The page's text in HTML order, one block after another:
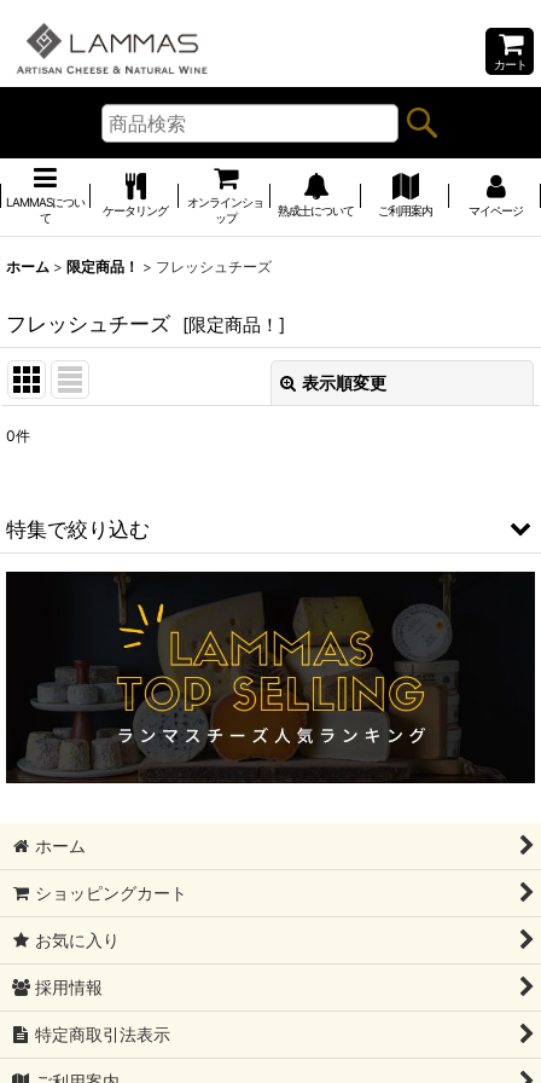
カート
LAMMASについ
て
ケータリング
オンラインショ
ップ
熟成士について ご利用案内 マイページ
ホーム > 限定商品！ > フレッシュチーズ
フレッシュチーズ [限定商品！ ]
表示順変更
並び順:
0件
特集で絞り込む
フィンランド大SALE!!!!
モンドール
12月31日まで
レストラン卸分SALE
父の日ギフト
コンテ祭り【10%OFF】
ブリートリュフ
ホーム
ショッピングカート
お気に入り
採用情報
特定商取引法表示